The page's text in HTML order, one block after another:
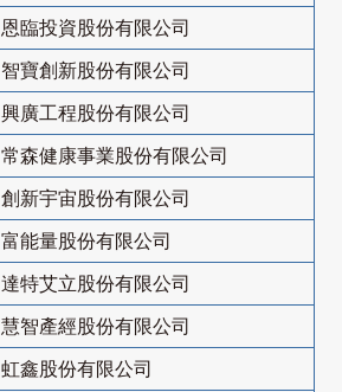
恩臨投資股份有限公司
智寶創新股份有限公司
興廣工程股份有限公司
常森健康事業股份有限公司
創新宇宙股份有限公司
富能量股份有限公司
達特艾立股份有限公司
慧智產經股份有限公司
虹鑫股份有限公司